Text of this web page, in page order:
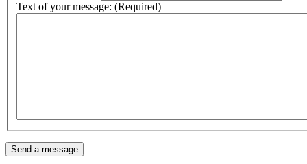
Text of your message: (Required)